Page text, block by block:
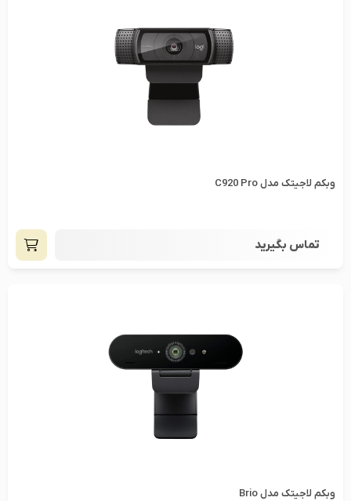
وبکم لاجیتک مدل C920 Pro
تماس بگیرید
وبکم لاجیتک مدل Brio